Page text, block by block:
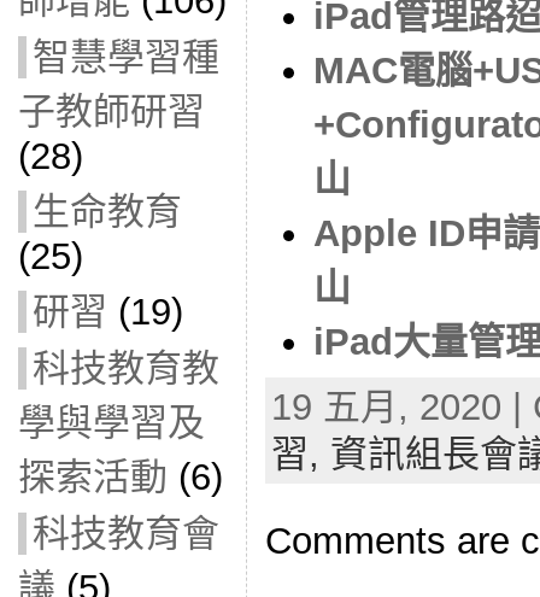
智慧學習種
子教師研習
(28)
生命教育
(25)
研習 (19)
科技教育教
學與學習及
探索活動 (6)
科技教育會
議 (5)
iPad管理路
MAC電腦
山
Apple ID申
山
iPad大量管
19 五月, 2020
習, 資訊組長會
Comments are